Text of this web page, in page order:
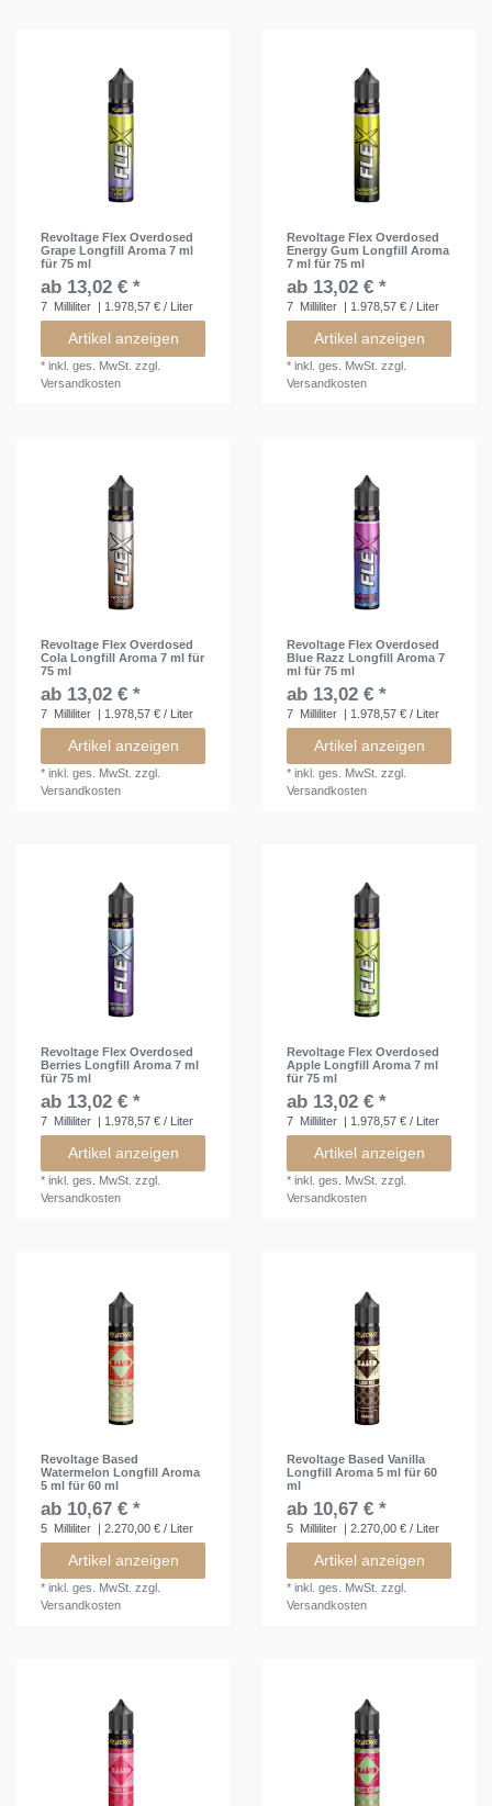
Revoltage Flex Overdosed
Grape Longfill Aroma 7 ml
für 75 ml
ab 13,02 € *
7 Milliliter | 1.978,57 € / Liter
Artikel anzeigen
*inkl. ges. MwSt. zzgl.
Versandkosten
Revoltage Flex Overdosed
Energy Gum Longfill Aroma
7 ml für 75 ml
ab 13,02 € *
7 Milliliter | 1.978,57 € / Liter
Artikel anzeigen
*inkl. ges. MwSt. zzgl.
Versandkosten
Revoltage Flex Overdosed
Cola Longfill Aroma 7 ml für
75 ml
ab 13,02 € *
7 Milliliter | 1.978,57 € / Liter
Artikel anzeigen
*inkl. ges. MwSt. zzgl.
Versandkosten
Revoltage Flex Overdosed
Blue Razz Longfill Aroma 7
ml für 75 ml
ab 13,02 € *
7 Milliliter | 1.978,57 € / Liter
Artikel anzeigen
*inkl. ges. MwSt. zzgl.
Versandkosten
Revoltage Flex Overdosed
Berries Longfill Aroma 7 ml
für 75 ml
ab 13,02 € *
7 Milliliter | 1.978,57 € / Liter
Artikel anzeigen
*inkl. ges. MwSt. zzgl.
Versandkosten
Revoltage Flex Overdosed
Apple Longfill Aroma 7 ml
für 75 ml
ab 13,02 € *
7 Milliliter | 1.978,57 € / Liter
Artikel anzeigen
*inkl. ges. MwSt. zzgl.
Versandkosten
Revoltage Based
Watermelon Longfill Aroma
5 ml für 60 ml
ab 10,67 € *
5 Milliliter | 2.270,00 € / Liter
Artikel anzeigen
*inkl. ges. MwSt. zzgl.
Versandkosten
Revoltage Based Vanilla
Longfill Aroma 5 ml für 60
ml
ab 10,67 € *
5 Milliliter | 2.270,00 € / Liter
Artikel anzeigen
*inkl. ges. MwSt. zzgl.
Versandkosten